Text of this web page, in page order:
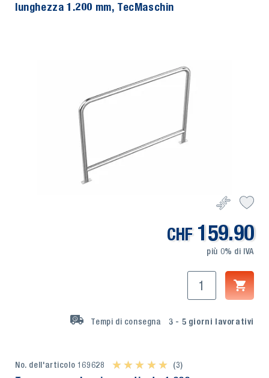
lunghezza 1.200 mm, TecMaschin
159.90
CHF
più 0% di IVA
Tempi di consegna 3 - 5 giorni lavorativi
No. dell'articolo 169628 ★ ★ ★ ★ ★
★ ★ ★ ★ ★ (3)